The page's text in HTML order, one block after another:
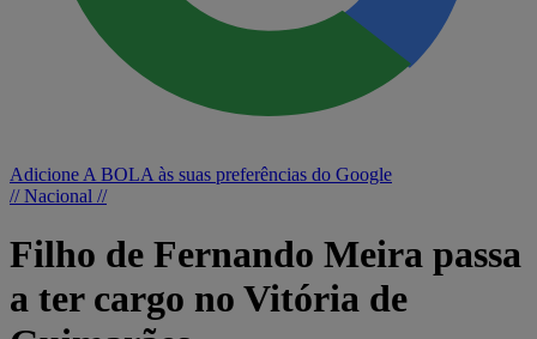
Adicione A BOLA às suas preferências do Google
// Nacional //
Filho de Fernando Meira passa
a ter cargo no Vitória de